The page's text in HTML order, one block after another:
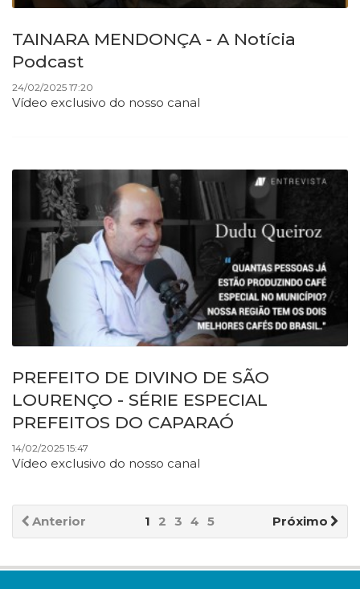
TAINARA MENDONÇA - A Notícia
Podcast
24/02/2025 17:20
Vídeo exclusivo do nosso canal
PREFEITO DE DIVINO DE SÃO
LOURENÇO - SÉRIE ESPECIAL
PREFEITOS DO CAPARAÓ
14/02/2025 15:47
Vídeo exclusivo do nosso canal
Anterior Próximo
1 2 3 4 5